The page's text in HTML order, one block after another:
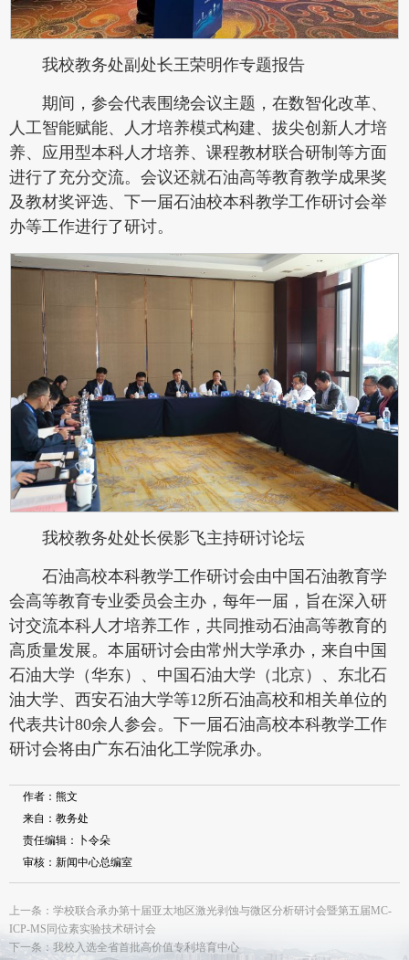
我校教务处副处长王荣明作专题报告
期间，参会代表围绕会议主题，在数智化改革、
人工智能赋能、人才培养模式构建、拔尖创新人才培
养、应用型本科人才培养、课程教材联合研制等方面
进行了充分交流。会议还就石油高等教育教学成果奖
及教材奖评选、下一届石油校本科教学工作研讨会举
办等工作进行了研讨。
我校教务处处长侯影飞主持研讨论坛
石油高校本科教学工作研讨会由中国石油教育学
会高等教育专业委员会主办，每年一届，旨在深入研
讨交流本科人才培养工作，共同推动石油高等教育的
高质量发展。本届研讨会由常州大学承办，来自中国
石油大学（华东）、中国石油大学（北京）、东北石
油大学、西安石油大学等12所石油高校和相关单位的
代表共计80余人参会。下一届石油高校本科教学工作
研讨会将由广东石油化工学院承办。
作者：熊文
来自：教务处
责任编辑：卜令朵
审核：新闻中心总编室
上一条：学校联合承办第十届亚太地区激光剥蚀与微区分析研讨会暨第五届MC-
ICP-MS同位素实验技术研讨会
下一条：我校入选全省首批高价值专利培育中心